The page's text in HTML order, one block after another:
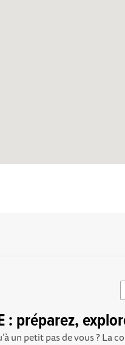
: préparez,
un petit pas de vous ? La